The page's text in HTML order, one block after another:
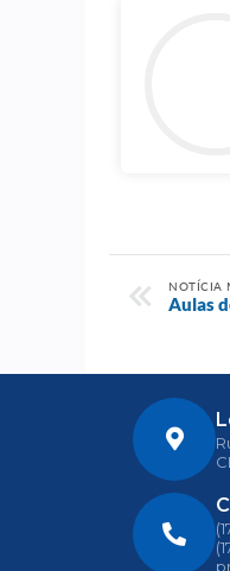
NOTÍCIA
Aulas